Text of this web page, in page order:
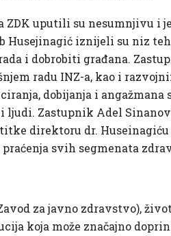
uputili su nesumnjivu i
iznijeli su niz
i dobrobiti građana.
radu INZ-a, kao i
dobijanja i
Zastupnik Adel
direktoru dr.
svih segmenata
za javno zdravstvo),
koja može značajno